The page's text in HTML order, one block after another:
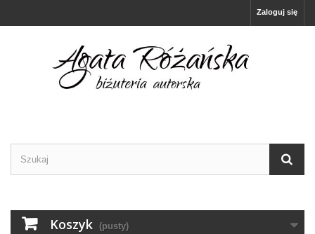
Zaloguj się
Koszyk (pusty)